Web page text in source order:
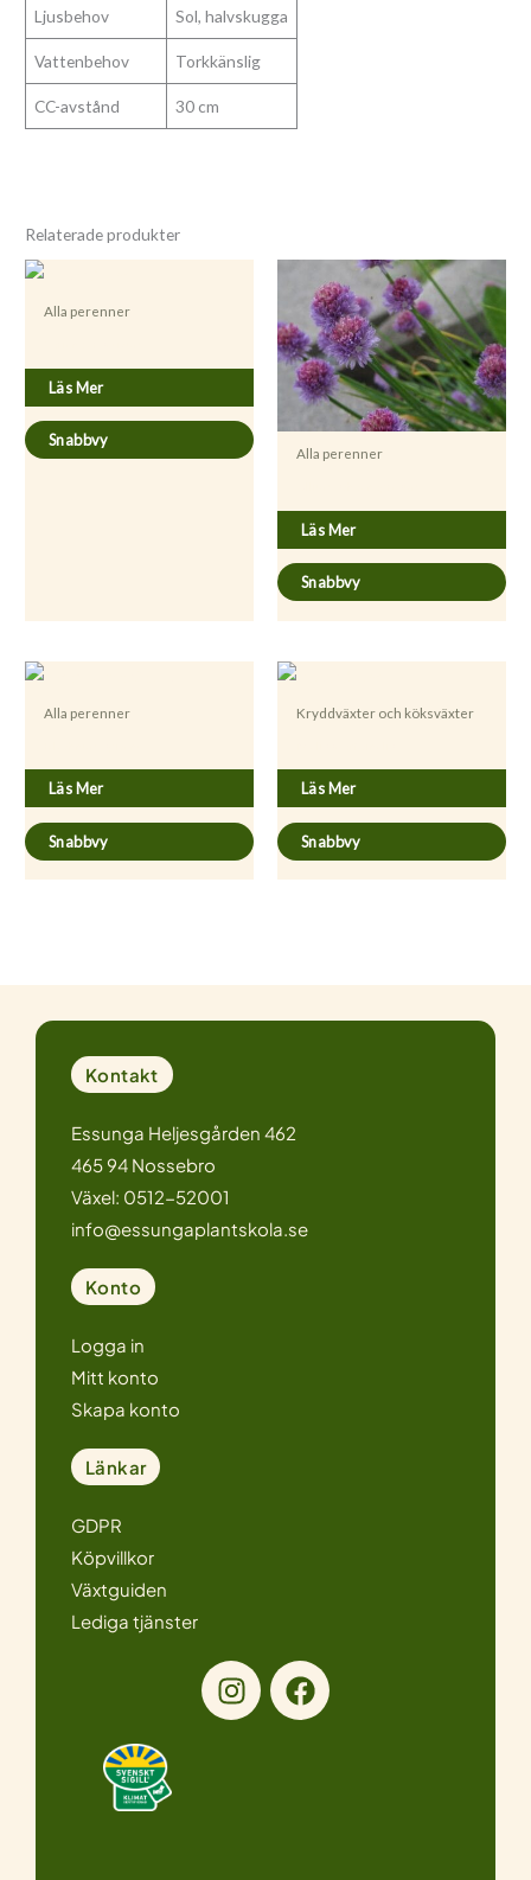
Ljusbehov Sol, halvskugga
Vattenbehov Torkkänslig
CC-avstånd 30 cm
Relaterade produkter
Alla perenner
Läs Mer
Snabbvy
Alla perenner
Läs Mer
Snabbvy
Alla perenner
Läs Mer
Snabbvy
Kryddväxter och köksväxter
Läs Mer
Snabbvy
Kontakt
Essunga Heljesgården 462
465 94 Nossebro
Växel: 0512-52001
info@essungaplantskola.se
Konto
Logga in
Mitt konto
Skapa konto
Länkar
GDPR
Köpvillkor
Växtguiden
Lediga tjänster
I
n
F
a